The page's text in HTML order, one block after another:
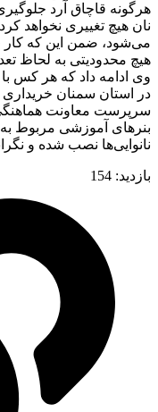
هرگونه قاچاق آرد
نان هیچ تغییری نخواهد
می‌شود، ضمن این که کار
هیچ محدودیتی به لحاظ
وی ادامه داد که هر کس با
در استان سمنان خریداری
سرپرست معاونت
بنرهای آموزشی مربوط به
نانوایی‌ها نصب شده و
بازدید: 154